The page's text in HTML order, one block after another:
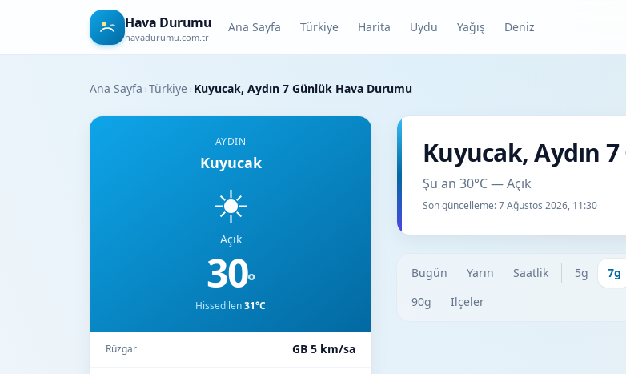
Hava Durumu
havadurumu.com.tr
Ana Sayfa Türkiye Harita Uydu Yağış Deniz
Ana Sayfa ›Türkiye› Kuyucak, Aydın 7 Günlük Hava Durumu
AYDIN
Kuyucak
☀️
Açık
30°
Hissedilen31°C
Rüzgar GB 5 km/sa
Kuyucak, Aydın
Şu an 30°C — Açık
Son güncelleme:7 Ağustos 2026, 11:30
Bugün Yarın Saatlik 5g 7g
90g
İlçeler